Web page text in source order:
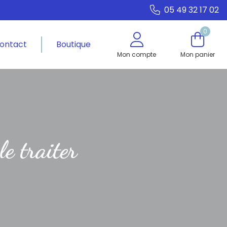
05 49 32 17 02
Boutique
Mon compte
0
Mon panier
traiter